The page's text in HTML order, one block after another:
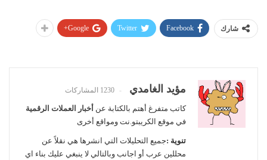
شارك Facebook
Twitter
Google+
مؤيد الغامدي 1230 المشاركات
كاتب متفرغ أهتم بالكتابة عن أخبار العملات الرقمية
في موقع الكريبتو.نت ومواقع أخرى
تنوية :جميع التحليلات التي انشرها هي نقلاً عن
محللين عرب أو اجانب وبالتالي لا ينبغي عليك بناء اي